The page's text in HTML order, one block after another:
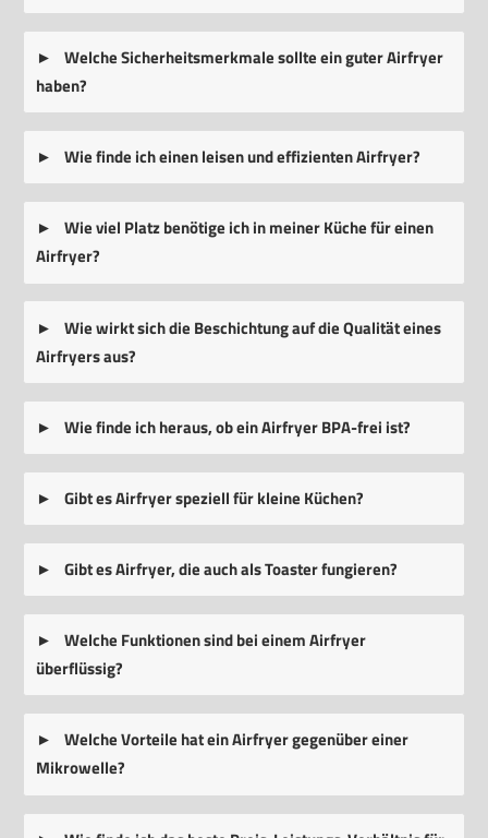
Welche Sicherheitsmerkmale sollte ein guter Airfryer
haben?
Wie finde ich einen leisen und effizienten Airfryer?
Wie viel Platz benötige ich in meiner Küche für einen
Airfryer?
Wie wirkt sich die Beschichtung auf die Qualität eines
Airfryers aus?
Wie finde ich heraus, ob ein Airfryer BPA-frei ist?
Gibt es Airfryer speziell für kleine Küchen?
Gibt es Airfryer, die auch als Toaster fungieren?
Welche Funktionen sind bei einem Airfryer
überflüssig?
Welche Vorteile hat ein Airfryer gegenüber einer
Mikrowelle?